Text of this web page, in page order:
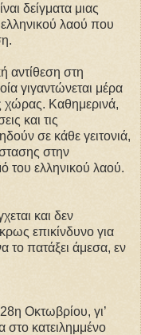
δείγματα μιας
λαού που
αντίθεση στη
γιγαντώνεται μέρα
χώρας. Καθημερινά,
και τις
σε κάθε γειτονιά,
στην
του ελληνικού λαού.
και δεν
επικίνδυνο για
το πατάξει άμεσα, εν
28η Οκτωβρίου, γι’
στο κατειλημμένο